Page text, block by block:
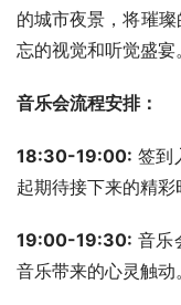
的城市夜景，将璀
忘的视觉和听觉盛宴。
音乐会流程安排：
18:30-19:00: 签到
起期待接下来的精彩
19:00-19:30: 音乐
音乐带来的心灵触动。